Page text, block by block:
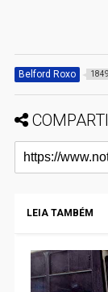
Belford Roxo
LEIA TAMBÉM